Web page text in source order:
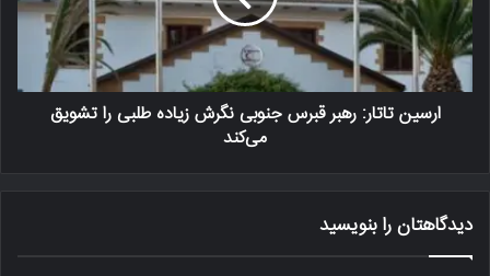
ارسین تاتار: رهبر قبرس جنوبی نگرش زیاده طلبی را تشویق
می‌کند
دیدگاهتان را بنویسید